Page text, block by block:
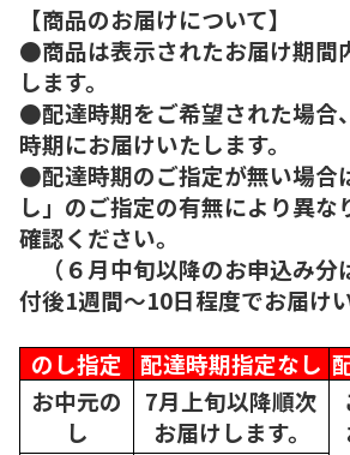
【商品のお届けについて】
●商品は表示されたお届け期間
します。
●配達時期をご希望された場合
時期にお届けいたします。
●配達時期のご指定が無い場合
し」のご指定の有無により異な
確認ください。
（６月中旬以降のお申込み分
付後1週間～10日程度でお届け
のし指定
配達時期指定なし
お中元の
し
7月上旬以降順次
お届けします。